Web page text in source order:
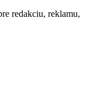
redakciu, reklamu,